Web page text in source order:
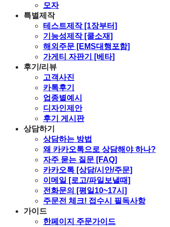
모자
특별제작
테스트제작 [1장부터]
기능성제작 [쿨소재]
해외주문 [EMS대행포함]
가게티 자판기 [베타]
후기/리뷰
고객사진
카톡후기
업종별예시
디자인제안
후기 게시판
상담하기
상담하는 방법
왜 카카오톡으로 상담해야 하나?
자주 묻는 질문 [FAQ]
카카오톡 [상담/시안/주문]
이메일 [로고/파일보낼때]
전화문의 [평일10~17시]
주문전 체크! 접수시 필독사항
가이드
한페이지 주문가이드